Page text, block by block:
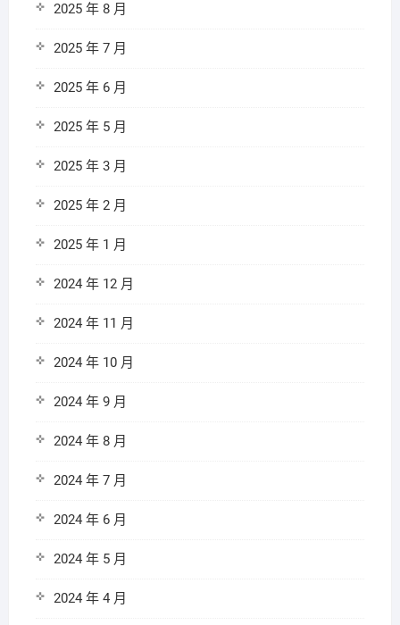
2025 年 8 月
2025 年 7 月
2025 年 6 月
2025 年 5 月
2025 年 3 月
2025 年 2 月
2025 年 1 月
2024 年 12 月
2024 年 11 月
2024 年 10 月
2024 年 9 月
2024 年 8 月
2024 年 7 月
2024 年 6 月
2024 年 5 月
2024 年 4 月